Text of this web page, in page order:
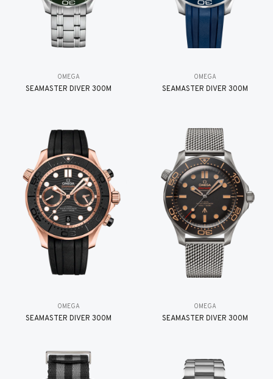
OMEGA
SEAMASTER DIVER 300M
OMEGA
SEAMASTER DIVER 300M
OMEGA
SEAMASTER DIVER 300M
OMEGA
SEAMASTER DIVER 300M